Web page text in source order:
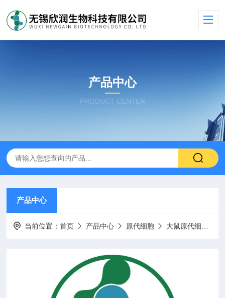
产品中心
PRODUCT CENTER
产品中心
当前位置：首页 产品中心 原代细胞 大鼠原代细胞